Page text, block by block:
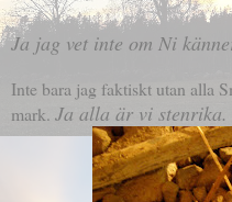
Ja jag vet inte om Ni
Inte bara jag faktiskt utan alla
mark. Ja alla är vi stenrika.